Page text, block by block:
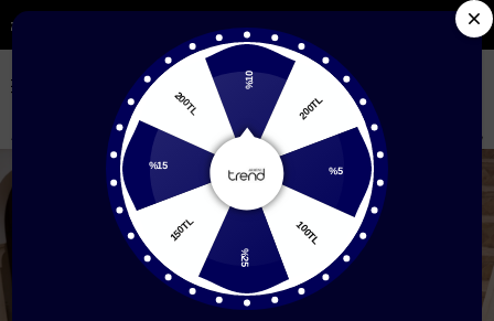
%50'ye Varan İndirim
ÜST GİYİM İkili Takım
%10
200TL
100TL
150TL
%15
200TL